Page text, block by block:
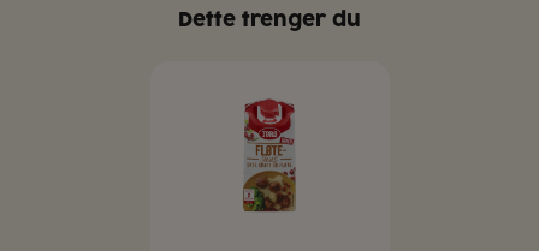
Dette trenger du